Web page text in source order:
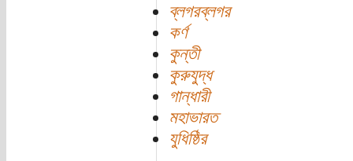
ব্লগরব্লগর
কর্ণ
কুন্তী
কুরুযুদ্ধ
গান্ধারী
মহাভারত
যুধিষ্ঠির